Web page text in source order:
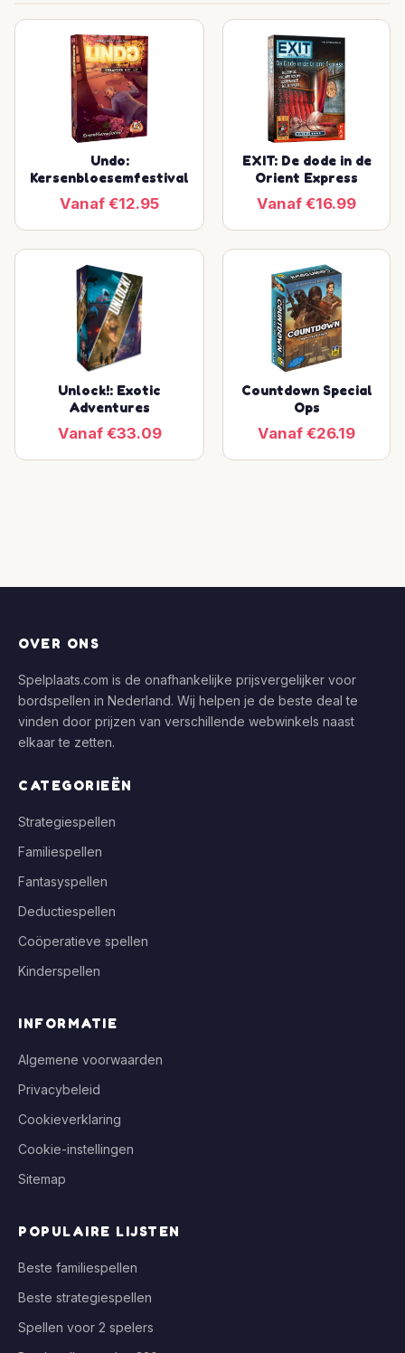
Undo:
Kersenbloesemfestival
Vanaf €12.95
EXIT: De dode in de
Orient Express
Vanaf €16.99
Unlock!: Exotic
Adventures
Vanaf €33.09
Countdown Special
Ops
Vanaf €26.19
OVER ONS
Spelplaats.com is de onafhankelijke prijsvergelijker voor
bordspellen in Nederland. Wij helpen je de beste deal te
vinden door prijzen van verschillende webwinkels naast
elkaar te zetten.
CATEGORIEËN
Strategiespellen
Familiespellen
Fantasyspellen
Deductiespellen
Coöperatieve spellen
Kinderspellen
INFORMATIE
Algemene voorwaarden
Privacybeleid
Cookieverklaring
Cookie-instellingen
Sitemap
POPULAIRE LIJSTEN
Beste familiespellen
Beste strategiespellen
Spellen voor 2 spelers